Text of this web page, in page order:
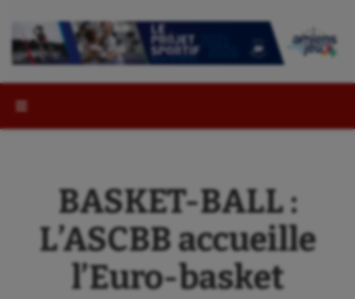
BASKET-BALL :
L’ASCBB accueille
l’Euro-basket